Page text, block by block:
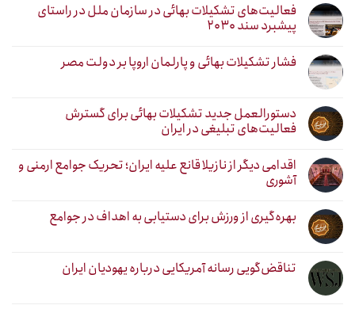
فعالیت‌های تشکیلات بهائی در سازمان ملل در راستای
پیشبرد سند ۲۰۳۰
فشار تشکیلات بهائی و پارلمان اروپا بر دولت مصر
دستورالعمل جدید تشکیلات بهائی برای گسترش
فعالیت‌های تبلیغی در ایران
اقدامی دیگر از نازیلا قانع علیه ایران؛ تحریک جوامع ارمنی و
آشوری
بهره‌گیری از ورزش برای دستیابی به اهداف در جوامع
تناقض‌گویی رسانه آمریکایی درباره یهودیان ایران